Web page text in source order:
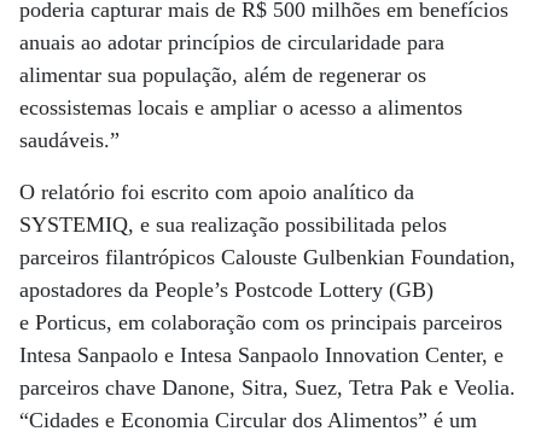
poderia capturar mais de R$ 500 milhões em benefícios
anuais ao adotar princípios de circularidade para
alimentar sua população, além de regenerar os
ecossistemas locais e ampliar o acesso a alimentos
saudáveis.”
O relatório foi escrito com apoio analítico da
SYSTEMIQ, e sua realização possibilitada pelos
parceiros filantrópicos Calouste Gulbenkian Foundation,
apostadores da People’s Postcode Lottery (GB)
e Porticus, em colaboração com os principais parceiros
Intesa Sanpaolo e Intesa Sanpaolo Innovation Center, e
parceiros chave Danone, Sitra, Suez, Tetra Pak e Veolia.
“Cidades e Economia Circular dos Alimentos” é um